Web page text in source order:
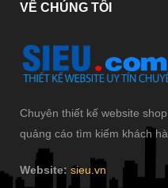
VÊ CHÚNG TÔI
Chuyên thiết kế website
quảng cáo tìm kiếm khách
Website: sieu.vn